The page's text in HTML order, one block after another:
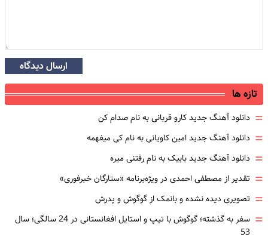
ارسال دیدگاه
تازه ها
= دانلود آهنگ جدید کارو قربانی به نام صدام کن
= دانلود آهنگ جدید امین کاویانی به نام کی میفهمه
= دانلود آهنگ جدید بابیک به نام رفتنی میره
= تقدیر از مصطفی احمدی در ویژه‌برنامه «ستارگان خبرفوری»
= تصویری دیده نشده و بانمک از گوگوش و پدرش
=
سفر به گذشته؛ گوگوش با تیپ و استایل افغانستانی در 24 سالگی؛ سال
53